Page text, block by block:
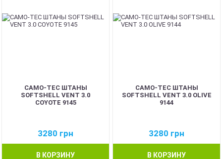
CAMO-TEC ШТАНЫ
SOFTSHELL VENT 3.0
COYOTE 9145
3280 грн
В КОРЗИНУ
CAMO-TEC ШТАНЫ
SOFTSHELL VENT 3.0 OLIVE
9144
3280 грн
В КОРЗИНУ